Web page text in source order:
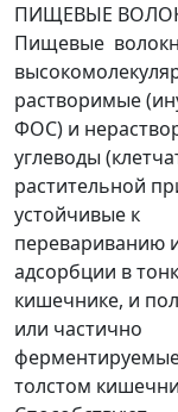
ПИЩЕВЫЕ
Пищевые
растворимые
ФОС) и
углеводы
растительной
устойчивые к
перевариванию
адсорбции в
кишечнике, и
или частично
толстом